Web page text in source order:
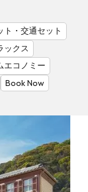
ト・交通セット
ックス
エコノミー
Book Now